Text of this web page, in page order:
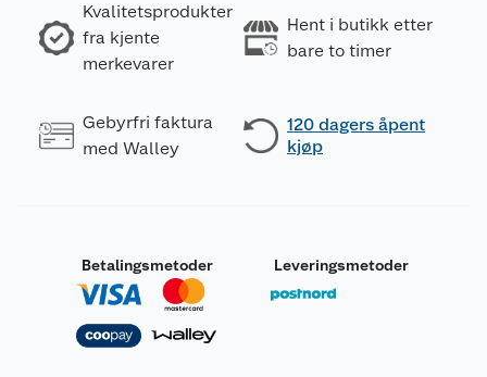
Kvalitetsprodukter
fra kjente
merkevarer
Hent i butikk etter
bare to timer
Gebyrfri faktura
med Walley
120 dagers åpent
kjøp
Betalingsmetoder Leveringsmetoder